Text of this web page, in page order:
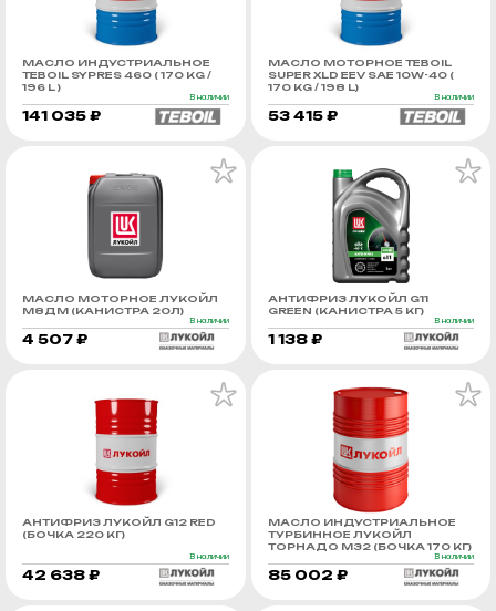
МАСЛО ИНДУСТРИАЛЬНОЕ
TEBOIL SYPRES 460 ( 170 KG /
196 L )
В наличии
141 035 ₽
МАСЛО МОТОРНОЕ TEBOIL
SUPER XLD EEV SAE 10W-40 (
170 KG / 198 L)
В наличии
53 415 ₽
МАСЛО МОТОРНОЕ ЛУКОЙЛ
М8ДМ (КАНИСТРА 20Л)
В наличии
4 507 ₽
АНТИФРИЗ ЛУКОЙЛ G11
GREEN (КАНИСТРА 5 КГ)
В наличии
1 138 ₽
АНТИФРИЗ ЛУКОЙЛ G12 RED
(БОЧКА 220 КГ)
В наличии
42 638 ₽
МАСЛО ИНДУСТРИАЛЬНОЕ
ТУРБИННОЕ ЛУКОЙЛ
ТОРНАДО М32 (БОЧКА 170 КГ)
В наличии
85 002 ₽